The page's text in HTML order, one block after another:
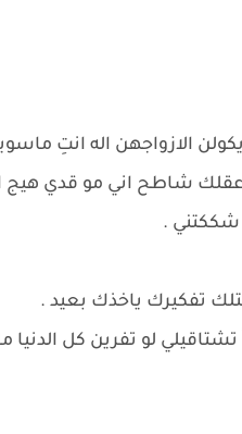
الازواجهن اله انتِ
عقلك شاطح اني مو قدي
شككتني .
تفكيرك ياخذك بعيد .
لو تفرين كل الدنيا